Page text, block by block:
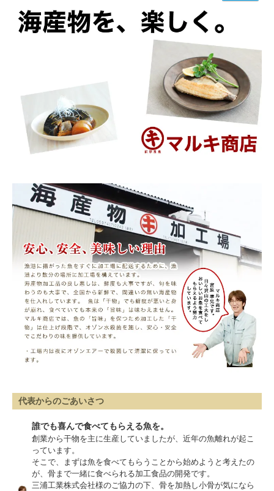
代表からのごあいさつ
誰でも喜んで食べてもらえる魚を。
創業から干物を主に生産していましたが、近年の魚離れが起こ
っています。
そこで、まずは魚を食べてもらうことから始めようと考えたの
が、骨まで一緒に食べられる加工食品の開発です。
三浦工業株式会社様のご協力の下、骨を加熱し小骨が気になら